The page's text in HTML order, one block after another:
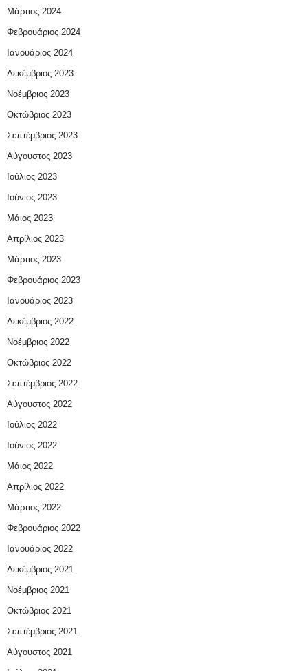
Μάρτιος 2024
Φεβρουάριος 2024
Ιανουάριος 2024
Δεκέμβριος 2023
Νοέμβριος 2023
Οκτώβριος 2023
Σεπτέμβριος 2023
Αύγουστος 2023
Ιούλιος 2023
Ιούνιος 2023
Μάιος 2023
Απρίλιος 2023
Μάρτιος 2023
Φεβρουάριος 2023
Ιανουάριος 2023
Δεκέμβριος 2022
Νοέμβριος 2022
Οκτώβριος 2022
Σεπτέμβριος 2022
Αύγουστος 2022
Ιούλιος 2022
Ιούνιος 2022
Μάιος 2022
Απρίλιος 2022
Μάρτιος 2022
Φεβρουάριος 2022
Ιανουάριος 2022
Δεκέμβριος 2021
Νοέμβριος 2021
Οκτώβριος 2021
Σεπτέμβριος 2021
Αύγουστος 2021